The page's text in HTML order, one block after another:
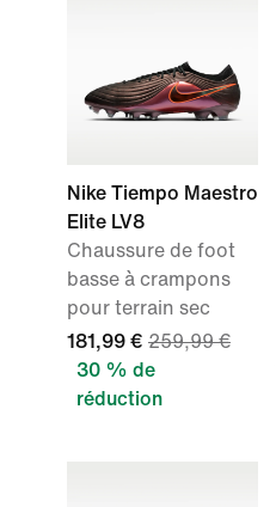
Nike Tiempo Maestro
Elite LV8
Chaussure de foot
basse à crampons
pour terrain sec
181,99 € 259,99 €
30 % de
réduction